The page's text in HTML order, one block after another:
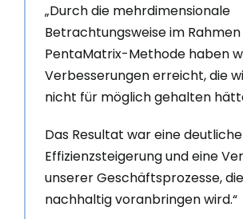
„Durch die mehrdimensionale
Betrachtungsweise im
PentaMatrix-Methode haben
Verbesserungen erreicht, die
nicht für möglich gehalten
Das Resultat war eine deutliche
Effizienzsteigerung und eine
unserer Geschäftsprozesse,
nachhaltig voranbringen wird.“